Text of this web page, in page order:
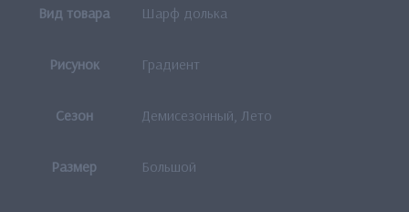
Вид товара Шарф долька
Рисунок Градиент
Сезон Демисезонный, Лето
Размер Большой